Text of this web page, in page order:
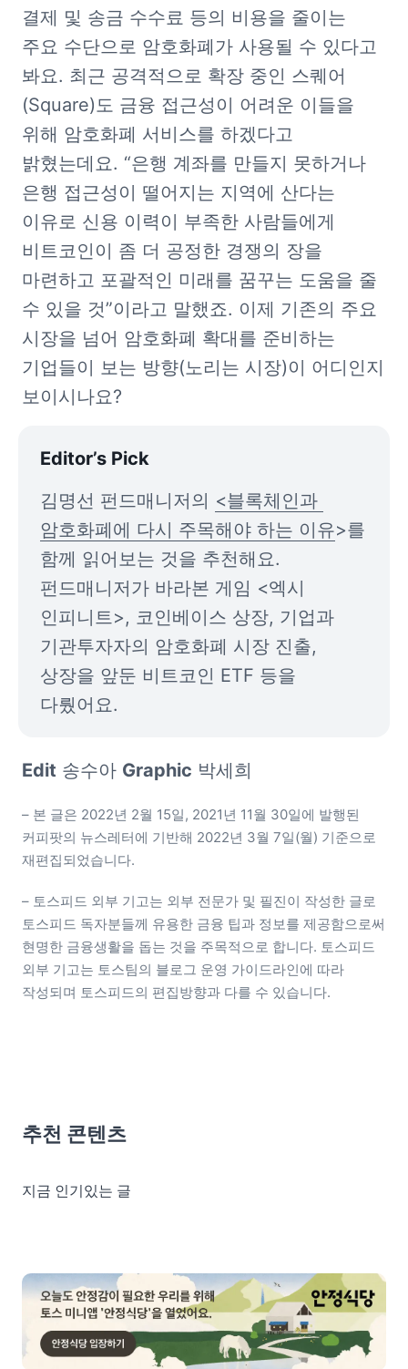
결제 및 송금 수수료 등의 비용을 줄이는
주요 수단으로 암호화폐가 사용될 수 있다고
봐요. 최근 공격적으로 확장 중인 스퀘어
(Square)도 금융 접근성이 어려운 이들을
위해 암호화폐 서비스를 하겠다고
밝혔는데요. “은행 계좌를 만들지 못하거나
은행 접근성이 떨어지는 지역에 산다는
이유로 신용 이력이 부족한 사람들에게
비트코인이 좀 더 공정한 경쟁의 장을
마련하고 포괄적인 미래를 꿈꾸는 도움을 줄
수 있을 것”이라고 말했죠. 이제 기존의 주요
시장을 넘어 암호화폐 확대를 준비하는
기업들이 보는 방향(노리는 시장)이 어디인지
보이시나요?
Editor’s Pick
김명선 펀드매니저의 <블록체인과
암호화폐에 다시 주목해야 하는 이유>를
함께 읽어보는 것을 추천해요.
펀드매니저가 바라본 게임 <엑시
인피니트>, 코인베이스 상장, 기업과
기관투자자의 암호화폐 시장 진출,
상장을 앞둔 비트코인 ETF 등을
다뤘어요.
Edit 송수아 Graphic 박세희
– 본 글은 2022년 2월 15일, 2021년 11월 30일에 발행된
커피팟의 뉴스레터에 기반해 2022년 3월 7일(월) 기준으로
재편집되었습니다.
– 토스피드 외부 기고는 외부 전문가 및 필진이 작성한 글로
토스피드 독자분들께 유용한 금융 팁과 정보를 제공함으로써
현명한 금융생활을 돕는 것을 주목적으로 합니다. 토스피드
외부 기고는 토스팀의 블로그 운영 가이드라인에 따라
작성되며 토스피드의 편집방향과 다를 수 있습니다.
추천 콘텐츠
지금 인기있는 글